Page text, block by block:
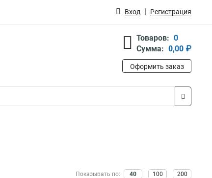
Вход Регистрация
Товаров: 0
Сумма: 0,00 ₽
Оформить заказ
Показывать по: 40 100 200